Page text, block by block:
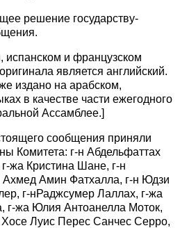
решение государству-
испанском и французском
является английский.
издано на арабском,
в качестве части ежегодного
Ассамблее.]
сообщения приняли
Комитета: г-н Абдельфаттах
жа Кристина Шане, г-н
Амин Фатхалла, г-н Юдзи
г‑нРаджсумер Лаллах, г-жа
г-жа Юлия Антоанелла Моток,
Хосе Луис Перес Санчес Серро,